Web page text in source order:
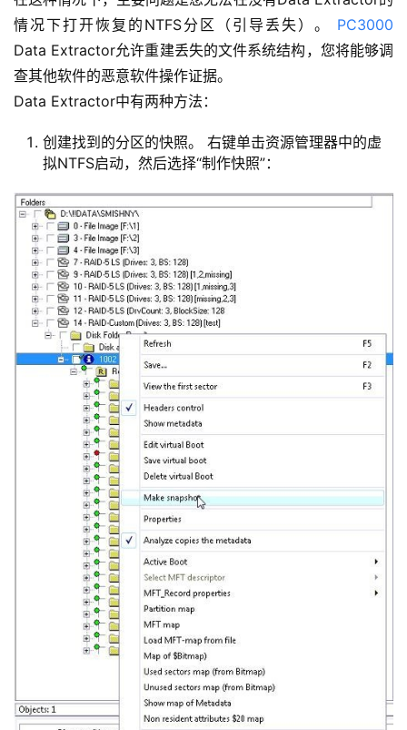
情况下打开恢复的NTFS分区（引导丢失）。 PC3000
Data Extractor允许重建丢失的文件系统结构，您将能够调
查其他软件的恶意软件操作证据。
Data Extractor中有两种方法：
创建找到的分区的快照。 右键单击资源管理器中的虚
拟NTFS启动，然后选择“制作快照”：